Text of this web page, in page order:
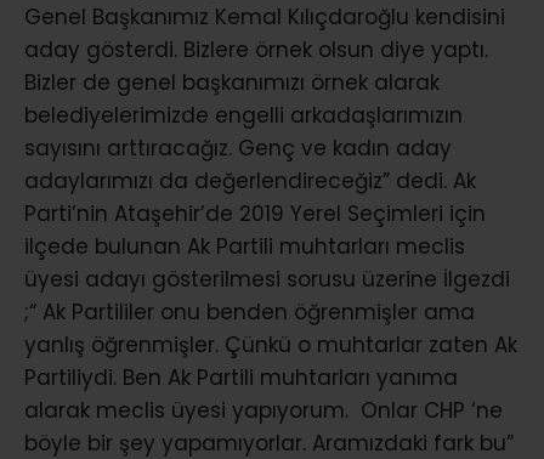
Genel Başkanımız Kemal Kılıçdaroğlu kendisini
aday gösterdi. Bizlere örnek olsun diye yaptı.
Bizler de genel başkanımızı örnek alarak
belediyelerimizde engelli arkadaşlarımızın
sayısını arttıracağız. Genç ve kadın aday
adaylarımızı da değerlendireceğiz” dedi. Ak
Parti’nin Ataşehir’de 2019 Yerel Seçimleri için
ilçede bulunan Ak Partili muhtarları meclis
üyesi adayı gösterilmesi sorusu üzerine İlgezdi
;“ Ak Partililer onu benden öğrenmişler ama
yanlış öğrenmişler. Çünkü o muhtarlar zaten Ak
Partiliydi. Ben Ak Partili muhtarları yanıma
alarak meclis üyesi yapıyorum. Onlar CHP ‘ne
böyle bir şey yapamıyorlar. Aramızdaki fark bu”